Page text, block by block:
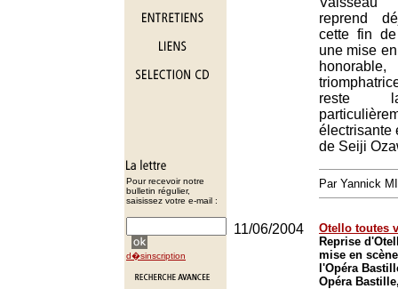
Pour recevoir notre
bulletin régulier,
saisissez votre e-mail :
d�sinscription
reprend
cette fin
une mise
reste
électrisante
de Seiji
Par Yannick
11/06/2004
Otello toutes
Reprise
mise en
l'Opéra
Opéra